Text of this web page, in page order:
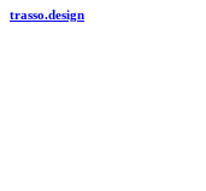
trasso.design